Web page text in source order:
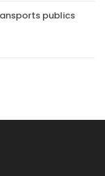
publics